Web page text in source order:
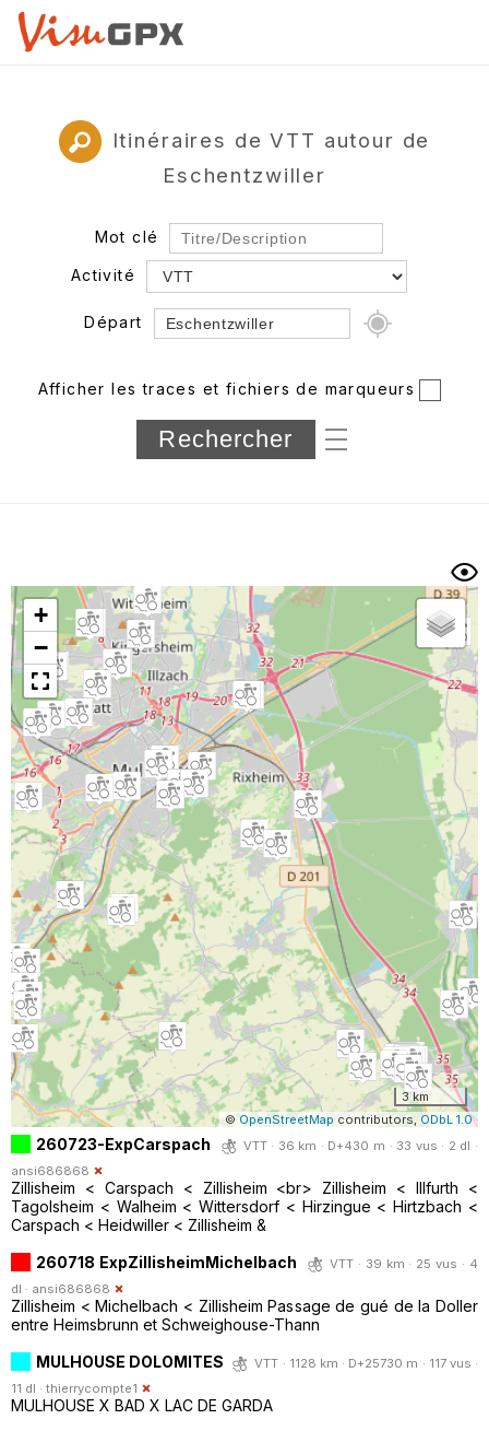
Itinéraires de VTT autour de
Eschentzwiller
Mot clé
Activité
Départ
Département
Longueur min/max
Trier par
Horodatage Photos
Afficher les traces et fichiers de marqueurs
+
−
3 km
© OpenStreetMap contributors, ODbL 1.0
260723-ExpCarspach
VTT · 36 km · D+430 m · 33 vus · 2 dl ·
ansi686868
Zillisheim < Carspach < Zillisheim <br> Zillisheim < Illfurth <
Tagolsheim < Walheim < Wittersdorf < Hirzingue < Hirtzbach <
Carspach < Heidwiller < Zillisheim &
260718 ExpZillisheimMichelbach
VTT · 39 km · 25 vus · 4
dl · ansi686868
Zillisheim < Michelbach < Zillisheim Passage de gué de la Doller
entre Heimsbrunn et Schweighouse-Thann
MULHOUSE DOLOMITES
VTT · 1128 km · D+25730 m · 117 vus ·
11 dl · thierrycompte1
MULHOUSE X BAD X LAC DE GARDA